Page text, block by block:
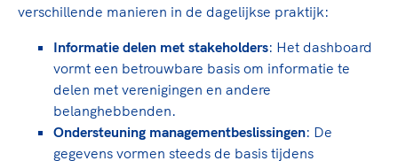
verschillende manieren in de dagelijkse praktijk:
Informatie delen met stakeholders: Het dashboard
vormt een betrouwbare basis om informatie te
delen met verenigingen en andere
belanghebbenden.
Ondersteuning managementbeslissingen: De
gegevens vormen steeds de basis tijdens